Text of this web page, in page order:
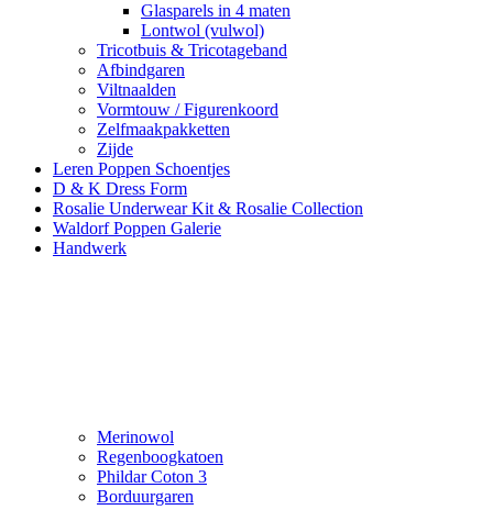
Glasparels in 4 maten
Lontwol (vulwol)
Tricotbuis & Tricotageband
Afbindgaren
Viltnaalden
Vormtouw / Figurenkoord
Zelfmaakpakketten
Zijde
Leren Poppen Schoentjes
D & K Dress Form
Rosalie Underwear Kit & Rosalie Collection
Waldorf Poppen Galerie
Handwerk
Merinowol
Regenboogkatoen
Phildar Coton 3
Borduurgaren